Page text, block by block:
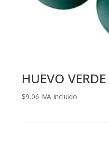
HUEVO
$9,06 IVA Incluido